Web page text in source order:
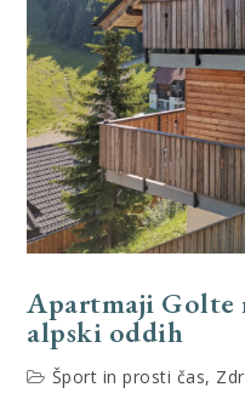
Apartmaji Golte
alpski oddih
Šport in prosti čas,